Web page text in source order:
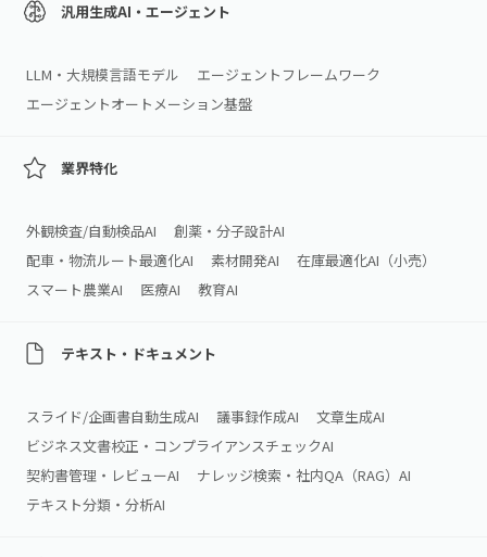
汎用生成AI・エージェント
LLM・大規模言語モデル
エージェントフレームワーク
エージェントオートメーション基盤
業界特化
外観検査/自動検品AI
創薬・分子設計AI
配車・物流ルート最適化AI
素材開発AI
在庫最適化AI（小売）
スマート農業AI
医療AI 教育AI
テキスト・ドキュメント
スライド/企画書自動生成AI 議事録作成AI
文章生成AI
ビジネス文書校正・コンプライアンスチェックAI
契約書管理・レビューAI
ナレッジ検索・社内QA（RAG）AI
テキスト分類・分析AI